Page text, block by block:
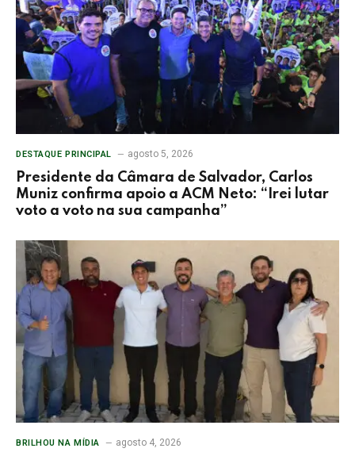
DESTAQUE PRINCIPAL agosto 5, 2026
Presidente da Câmara de Salvador, Carlos
Muniz confirma apoio a ACM Neto: “Irei lutar
voto a voto na sua campanha”
BRILHOU NA MÍDIA agosto 4, 2026